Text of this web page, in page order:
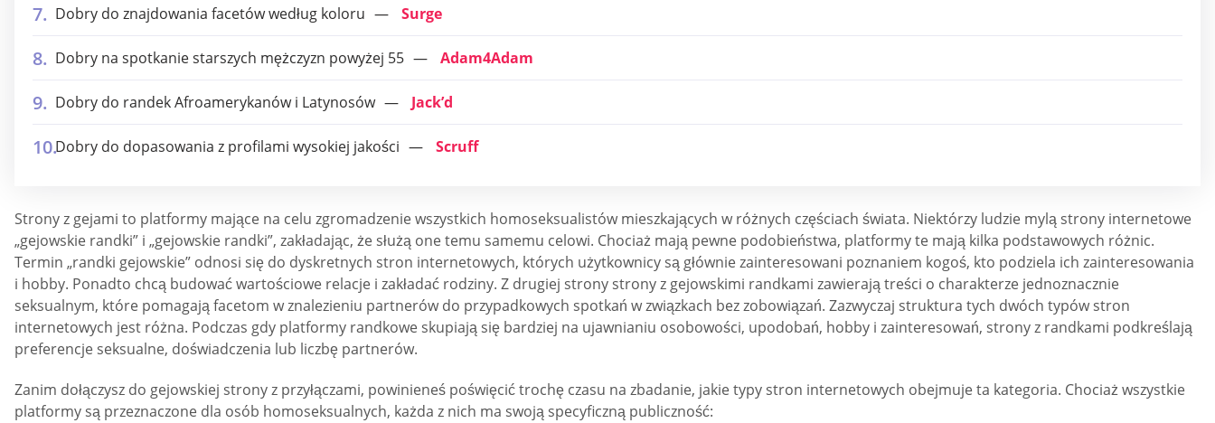
Dobry do znajdowania facetów według koloru Surge
Dobry na spotkanie starszych mężczyzn powyżej 55 Adam4Adam
Dobry do randek Afroamerykanów i Latynosów Jack’d
Dobry do dopasowania z profilami wysokiej jakości Scruff
Strony z gejami to platformy mające na celu zgromadzenie wszystkich homoseksualistów mieszkających w różnych częściach świata. Niektórzy ludzie mylą strony internetowe
„gejowskie randki” i „gejowskie randki”, zakładając, że służą one temu samemu celowi. Chociaż mają pewne podobieństwa, platformy te mają kilka podstawowych różnic.
Termin „randki gejowskie” odnosi się do dyskretnych stron internetowych, których użytkownicy są głównie zainteresowani poznaniem kogoś, kto podziela ich zainteresowania
i hobby. Ponadto chcą budować wartościowe relacje i zakładać rodziny. Z drugiej strony strony z gejowskimi randkami zawierają treści o charakterze jednoznacznie
seksualnym, które pomagają facetom w znalezieniu partnerów do przypadkowych spotkań w związkach bez zobowiązań. Zazwyczaj struktura tych dwóch typów stron
internetowych jest różna. Podczas gdy platformy randkowe skupiają się bardziej na ujawnianiu osobowości, upodobań, hobby i zainteresowań, strony z randkami podkreślają
preferencje seksualne, doświadczenia lub liczbę partnerów.
Zanim dołączysz do gejowskiej strony z przyłączami, powinieneś poświęcić trochę czasu na zbadanie, jakie typy stron internetowych obejmuje ta kategoria. Chociaż wszystkie
platformy są przeznaczone dla osób homoseksualnych, każda z nich ma swoją specyficzną publiczność: